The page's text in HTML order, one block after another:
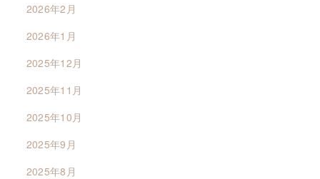
2026年2月
2026年1月
2025年12月
2025年11月
2025年10月
2025年9月
2025年8月